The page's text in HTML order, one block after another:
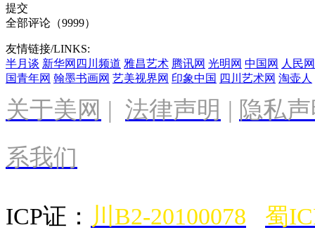
提交
全部评论（9999）
友情链接/LINKS:
半月谈 新华网四川频道 雅昌艺术 腾讯网 光明网 中国网 人民网
国青年网 翰墨书画网 艺美视界网 印象中国 四川艺术网 淘壶人
关于美网 | 法律声明 | 隐私
系我们
ICP证： 川B2-20100078
蜀